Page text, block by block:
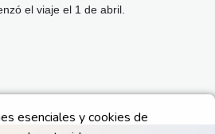
esenciales y cookies de
el viaje el 1 de abril.